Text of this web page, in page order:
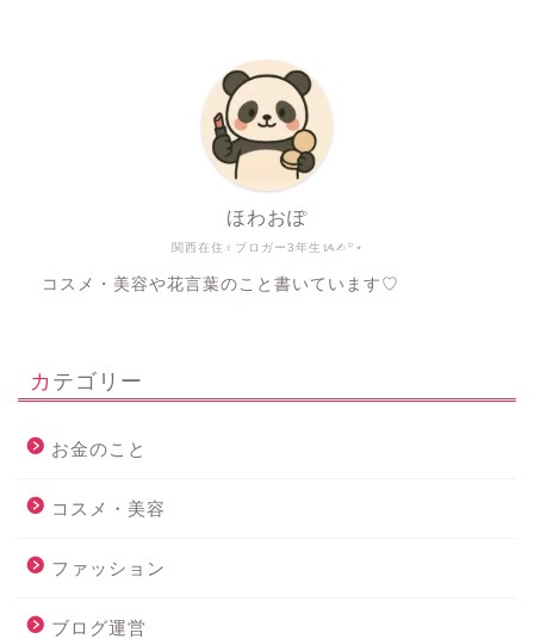
関西在住♀ブロガー3年生ᝰ✍︎꙳⋆
ほわおぽ
コスメ・美容や花言葉のこと書いています♡
カテゴリー
お金のこと
コスメ・美容
ファッション
ブログ運営